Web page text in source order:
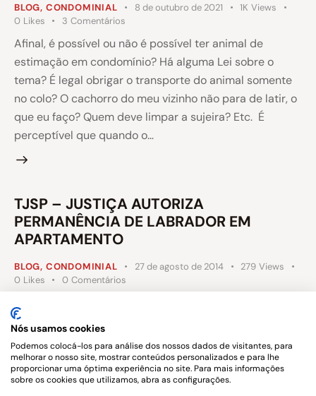
BLOG, CONDOMINIAL 8 de outubro de 2021 1K Views
0 Likes 3 Comentários
Afinal, é possível ou não é possível ter animal de
estimação em condomínio? Há alguma Lei sobre o
tema? É legal obrigar o transporte do animal somente
no colo? O cachorro do meu vizinho não para de latir, o
que eu faço? Quem deve limpar a sujeira? Etc. É
perceptível que quando o…
TJSP – JUSTIÇA AUTORIZA
PERMANÊNCIA DE LABRADOR EM
APARTAMENTO
BLOG, CONDOMINIAL 27 de agosto de 2014 279 Views
0 Likes 0 Comentários
de São Paulo permitiu que morador mantivesse em seu
apartamento uma cadela de estimação de grande porte, da
raça labrador, contrariando o regimento interno do condomínio.
O autor contou que o cão é dócil, não oferece perigo ou risco à
s
Nós usamos cookies
Podemos colocá-los para análise dos nossos dados de visitantes, para
melhorar o nosso site, mostrar conteúdos personalizados e para lhe
proporcionar uma óptima experiência no site. Para mais informações
sobre os cookies que utilizamos, abra as configurações.